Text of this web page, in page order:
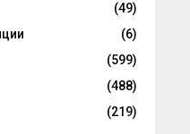
(49)
(6)
(599)
(488)
(219)